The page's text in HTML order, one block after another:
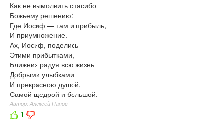
Как не вымолвить спасибо
Божьему решению:
Где Иосиф — там и прибыль,
И приумножение.
Ах, Иосиф, поделись
Этими прибытками,
Ближних радуя всю жизнь
Добрыми улыбками
И прекрасною душой,
Самой щедрой и большой.
Автор: Алексей Панов
1